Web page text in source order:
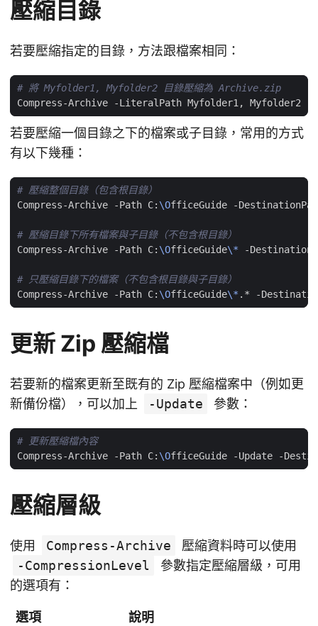
壓縮目錄
若要壓縮指定的目錄，方法跟檔案相同：
# 將 Myfolder1, Myfolder2 目錄壓縮為 Archive.zip
若要壓縮一個目錄之下的檔案或子目錄，常用的方式
有以下幾種：
# 壓縮整個目錄（包含根目錄）
Compress-Archive -Path C: \OfficeGuide -
# 壓縮目錄下所有檔案與子目錄（不包含根目錄）
Compress-Archive -Path C: \OfficeGuide\* -
# 只壓縮目錄下的檔案（不包含根目錄與子目錄）
Compress-Archive -Path C: \OfficeGuide\* .* -
更新 Zip 壓縮檔
若要新的檔案更新至既有的 Zip 壓縮檔案中（例如更
新備份檔），可以加上
-Update 參數：
# 更新壓縮檔內容
Compress-Archive -Path C: \OfficeGuide -Update -
壓縮層級
使用 Compress-Archive
壓縮資料時可以使用
-CompressionLevel
參數指定壓縮層級，可用
的選項有：
選項 說明